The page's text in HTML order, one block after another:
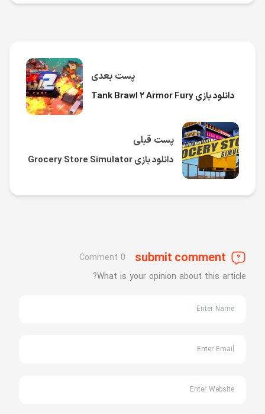
پست قبلی
دانلود بازی Grocery Store Simulator
پست بعدی
دانلود بازی Tank Brawl ۲ Armor Fury
submit comment
0 Comment
What is your opinion about this article?